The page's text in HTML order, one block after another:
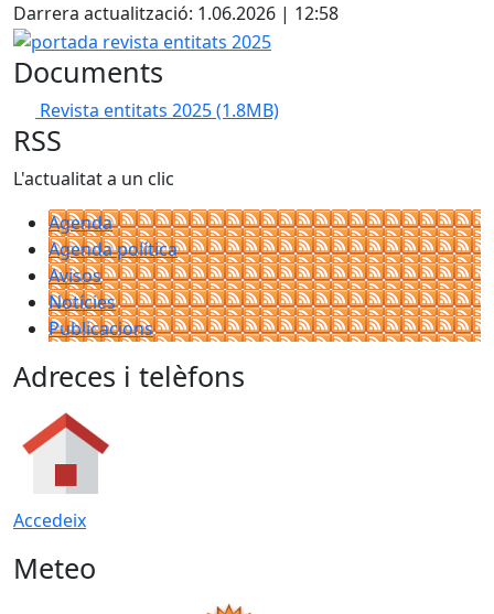
Darrera actualització: 1.06.2026 | 12:58
portada revista entitats 2025
Documents
Revista entitats 2025(1.8MB)
RSS
L'actualitat a un clic
Agenda
Agenda política
Avisos
Notícies
Publicacions
Adreces i telèfons
Accedeix
Meteo